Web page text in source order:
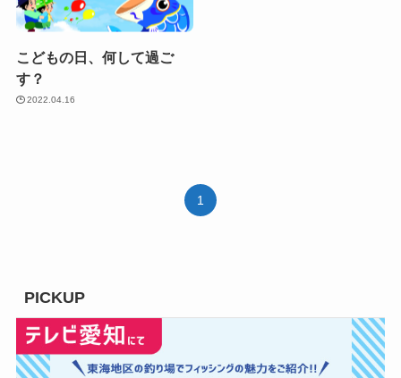
こどもの日、何して過ご
す？
2022.04.16
1
PICKUP